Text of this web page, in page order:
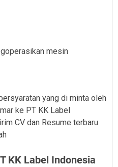
mesin
yang di minta oleh
ke PT KK Label
CV dan Resume terbaru
KK Label Indonesia